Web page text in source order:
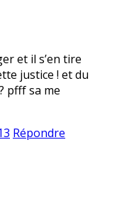
et il s’en tire
justice ! et du
pfff sa me
Répondre